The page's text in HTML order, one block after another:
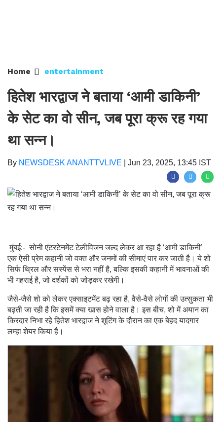
Home entertainment
हितेश भारद्वाज ने बताया ‘आमी डाकिनी’
के सेट का वो सीन, जब पूरा क्रू रह गया
था सन्न।
By NEWSDESK ANANTTVLIVE Jun 23, 2025, 13:45 IST
मुंबई:- सोनी एंटरटेनमेंट टेलीविजन जल्द लेकर आ रहा है ‘आमी डाकिनी’
एक ऐसी प्रेम कहानी जो वक्त और जनमों की सीमाएं पार कर जाती है। ये शो
सिर्फ थ्रिल और सस्पेंस से भरा नहीं है, बल्कि इसकी कहानी में भावनाओं की
भी गहराई है, जो दर्शकों को जोड़कर रखेगी।
जैसे-जैसे शो को लेकर एक्साइटमेंट बढ़ रहा है, वैसे-वैसे लोगों की उत्सुकता भी
बढ़ती जा रही है कि इसमें क्या खास होने वाला है। इस बीच, शो में अयान का
किरदार निभा रहे हितेश भारद्वाज ने शूटिंग के दौरान का एक बेहद यादगार
लम्हा शेयर किया है।